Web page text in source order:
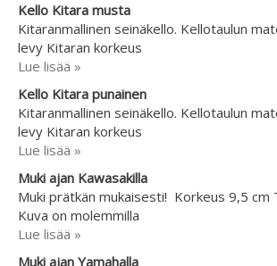
Kello Kitara musta
Kitaranmallinen seinäkello. Kellotaulun
levy Kitaran korkeus
Lue lisää »
Kello Kitara punainen
Kitaranmallinen seinäkello. Kellotaulun
levy Kitaran korkeus
Lue lisää »
Muki ajan Kawasakilla
Muki prätkän mukaisesti! Korkeus 9,5 cm
Kuva on molemmilla
Lue lisää »
Muki ajan Yamahalla